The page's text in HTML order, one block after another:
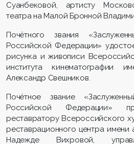
Суанбековой, артисту
театра на Малой Бронной
Почётного звания
Российской Федерации»
рисунка и живописи
института кинематографии
Александр Свешников.
Почётное звание
Российской Федерации»
реставратору Всероссийского
реставрационного центра
Надежде Вихровой,